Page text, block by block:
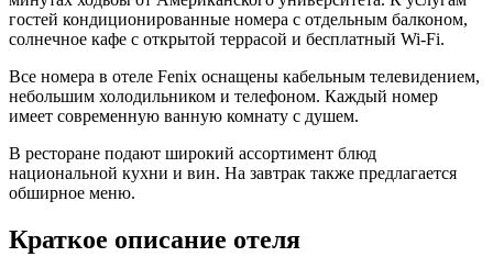
гостей кондиционированные номера с отдельным балконом,
солнечное кафе с открытой террасой и бесплатный Wi-Fi.
Все номера в отеле Fenix оснащены кабельным телевидением,
небольшим холодильником и телефоном. Каждый номер
имеет современную ванную комнату с душем.
В ресторане подают широкий ассортимент блюд
национальной кухни и вин. На завтрак также предлагается
обширное меню.
Краткое описание отеля